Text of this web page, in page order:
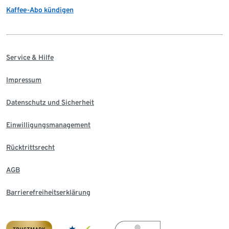
Kaffee-Abo kündigen
Service & Hilfe
Impressum
Datenschutz und Sicherheit
Einwilligungsmanagement
Rücktrittsrecht
AGB
Barrierefreiheitserklärung